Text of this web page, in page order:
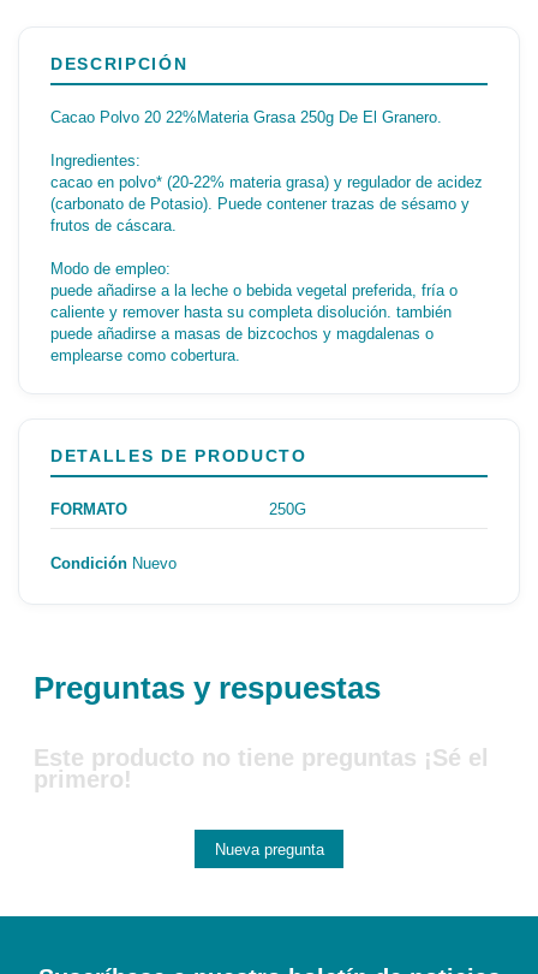
DESCRIPCIÓN
Cacao Polvo 20 22%Materia Grasa 250g De El Granero.
Ingredientes:
cacao en polvo* (20-22% materia grasa) y regulador de acidez
(carbonato de Potasio). Puede contener trazas de sésamo y
frutos de cáscara.
Modo de empleo:
puede añadirse a la leche o bebida vegetal preferida, fría o
caliente y remover hasta su completa disolución. también
puede añadirse a masas de bizcochos y magdalenas o
emplearse como cobertura.
DETALLES DE PRODUCTO
FORMATO 250G
Condición Nuevo
Preguntas y respuestas
Este producto no tiene preguntas ¡Sé el
primero!
Nueva pregunta